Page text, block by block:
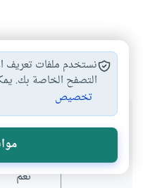
حدث في رمضان #تاريخ
هل
نعم
نستخدم ملفات تعريف
التصفح الخاصة بك.
تخصيص